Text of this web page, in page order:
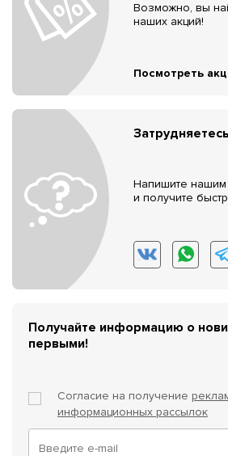
Возможно, вы
наших акций!
Посмотреть
Напишите нашим
и получите
Получайте информацию о
первыми!
Согласие на получение
информационных рассылок